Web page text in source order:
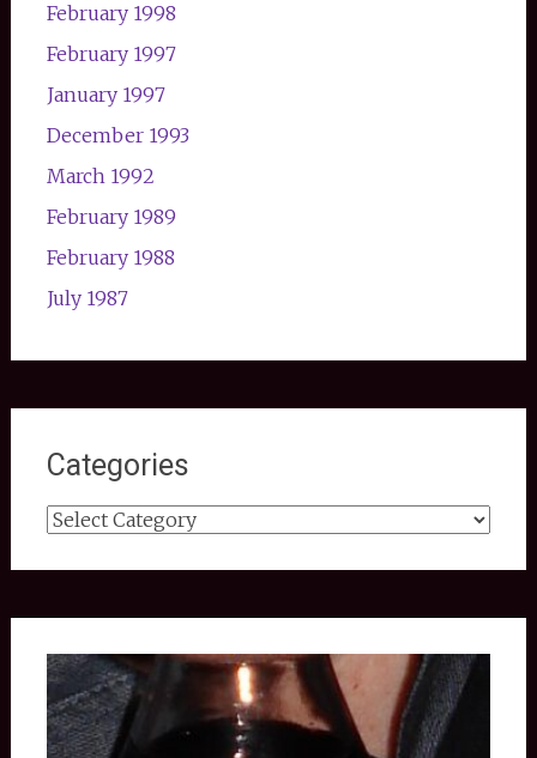
February 1998
February 1997
January 1997
December 1993
March 1992
February 1989
February 1988
July 1987
Categories
Categories